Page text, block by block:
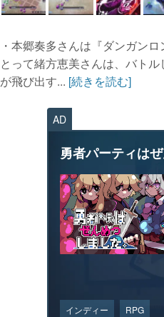
・本郷奏多さんは『ダンガン
とって緒方恵美さんは、バト
が飛び出す... [続きを読む]
AD
勇者パーティは
インディー RPG